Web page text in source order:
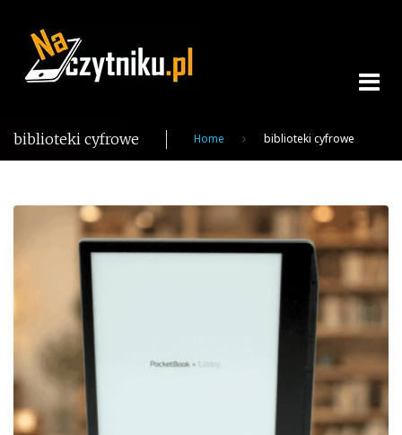
content
biblioteki cyfrowe Home biblioteki cyfrowe
biblioteki
cyfrowe